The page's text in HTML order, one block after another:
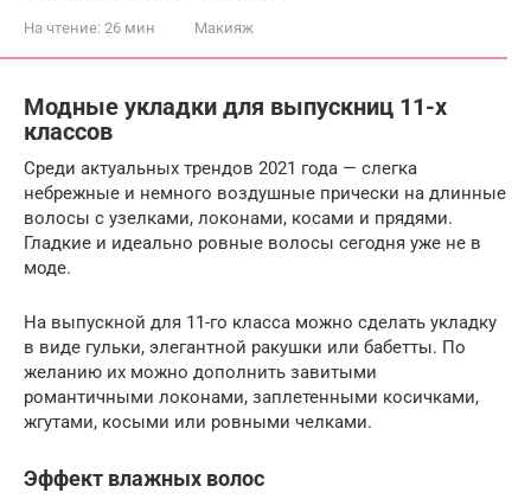
На чтение: 26 мин Макияж
Модные укладки для выпускниц 11-х
классов
Среди актуальных трендов 2021 года — слегка
небрежные и немного воздушные прически на длинные
волосы с узелками, локонами, косами и прядями.
Гладкие и идеально ровные волосы сегодня уже не в
моде.
На выпускной для 11-го класса можно сделать укладку
в виде гульки, элегантной ракушки или бабетты. По
желанию их можно дополнить завитыми
романтичными локонами, заплетенными косичками,
жгутами, косыми или ровными челками.
Эффект влажных волос